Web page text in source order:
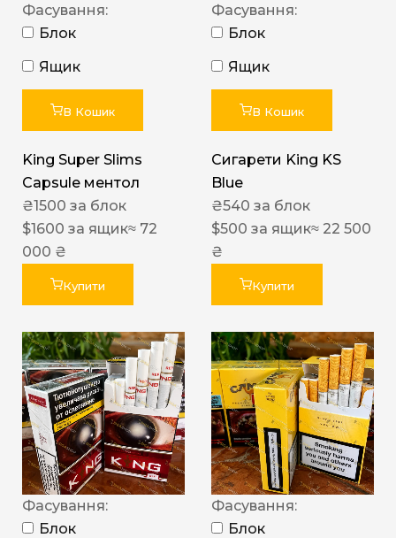
Фасування:
Блок
Ящик
В Кошик
King Super Slims
Capsule ментол
₴1500 за блок
$1600 за ящик≈ 72
000 ₴
Купити
Фасування:
Блок
Ящик
В Кошик
Сигарети King KS
Blue
₴540 за блок
$500 за ящик≈ 22 500
₴
Купити
Фасування:
Блок
Фасування:
Блок